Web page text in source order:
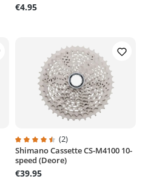
€4.95
Average rating of 4.5 out of 5
(2)
Shimano Cassette CS-M4100 10-
speed (Deore)
€39.95